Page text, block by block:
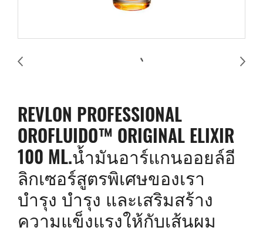
REVLON PROFESSIONAL
OROFLUIDO™ ORIGINAL ELIXIR
100 ML.น้ำมันอาร์แกนออยล์อี
ลิกเซอร์สูตรพิเศษของเรา
บำรุง บำรุง และเสริมสร้าง
ความแข็งแรงให้กับเส้นผม